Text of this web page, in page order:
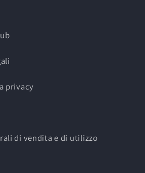
privacy
di vendita e di utilizzo